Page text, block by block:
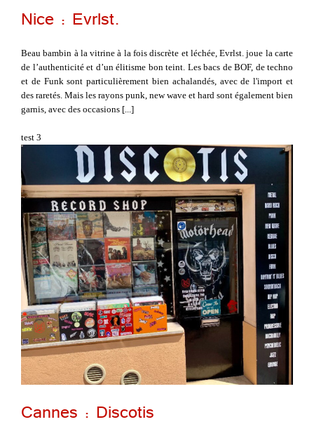
Nice : Evrlst.
Beau bambin à la vitrine à la fois discrète et léchée, Evrlst. joue la carte
de l’authenticité et d’un élitisme bon teint. Les bacs de BOF, de techno
et de Funk sont particulièrement bien achalandés, avec de l'import et
des raretés. Mais les rayons punk, new wave et hard sont également bien
garnis, avec des occasions [...]
test 3
Cannes : Discotis